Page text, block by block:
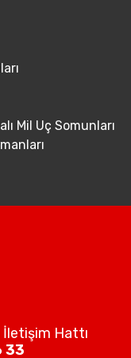
Mil Uç Somunları
İletişim Hattı
33